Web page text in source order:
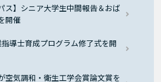
ス】シニア大学生中間報告＆おば
開催
導士育成プログラム修了式を開
空気調和・衛生工学会賞論文賞を